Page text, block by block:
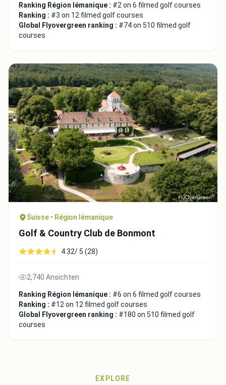
Ranking Région lémanique : #2 on 6 filmed golf courses
Ranking : #3 on 12 filmed golf courses
Global Flyovergreen ranking : #74 on 510 filmed golf
courses
Suisse • Région lémanique
Golf & Country Club de Bonmont
4.32/ 5 (28)
2,740 Ansichten
Ranking Région lémanique : #6 on 6 filmed golf courses
Ranking : #12 on 12 filmed golf courses
Global Flyovergreen ranking : #180 on 510 filmed golf
courses
EXPLORE